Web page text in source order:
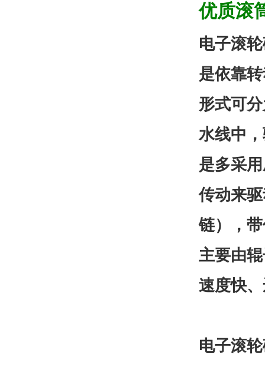
优质滚
电子滚
是依靠
形式可
水线中
是多采
传动来
链），
主要由
速度快
电子滚